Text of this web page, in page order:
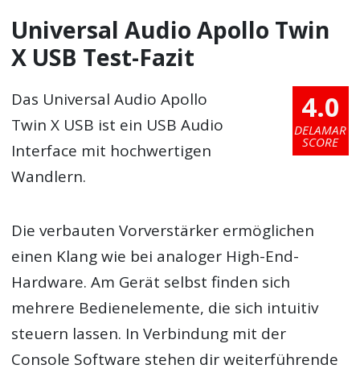
Universal Audio Apollo Twin
X USB Test-Fazit
4.0
DELAMAR
SCORE
Das Universal Audio Apollo
Twin X USB ist ein USB Audio
Interface mit hochwertigen
Wandlern.
Die verbauten Vorverstärker ermöglichen
einen Klang wie bei analoger High-End-
Hardware. Am Gerät selbst finden sich
mehrere Bedienelemente, die sich intuitiv
steuern lassen. In Verbindung mit der
Console Software stehen dir weiterführende